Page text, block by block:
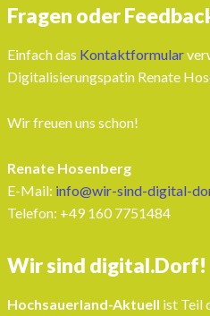
Fragen oder
Einfach das Kontaktformular
Digitalisierungspatin Renate
Wir freuen uns schon!
Renate Hosenberg
E-Mail: info@wir-sind-digital-
Telefon: ‭+49 160 7751484‬
Wir sind digital.Dorf!
Hochsauerland-Aktuell ist Teil